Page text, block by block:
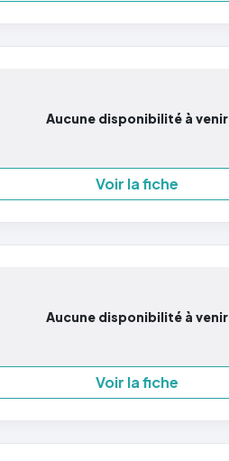
Aucune disponibilité à venir
Voir la fiche
Aucune disponibilité à venir
Voir la fiche